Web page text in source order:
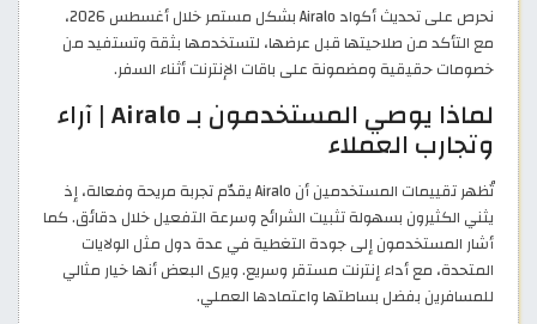
نحرص على تحديث أكواد Airalo بشكل مستمر خلال أغسطس 2026،
مع التأكد من صلاحيتها قبل عرضها، لتستخدمها بثقة وتستفيد من
خصومات حقيقية ومضمونة على باقات الإنترنت أثناء السفر.
لماذا يوصي المستخدمون بـ Airalo | آراء
وتجارب العملاء
تُظهر تقييمات المستخدمين أن Airalo يقدّم تجربة مريحة وفعالة، إذ
يثني الكثيرون بسهولة تثبيت الشرائح وسرعة التفعيل خلال دقائق. كما
أشار المستخدمون إلى جودة التغطية في عدة دول مثل الولايات
المتحدة، مع أداء إنترنت مستقر وسريع. ويرى البعض أنها خيار مثالي
للمسافرين بفضل بساطتها واعتمادها العملي.